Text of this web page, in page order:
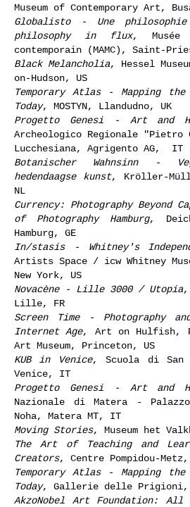
Museum of Contemporary Art,
Globalisto - Une
philosophy in flux, Musée
contemporain (MAMC), Saint-
Black Melancholia, Hessel
on-Hudson, US
Temporary Atlas - Mapping
Today, MOSTYN, Llandudno, UK
Progetto Genesi - Art and
Archeologico Regionale
Lucchesiana, Agrigento AG, IT
Botanischer Wahnsinn -
hedendaagse kunst, Kröller-
NL
Currency: Photography Beyond
of Photography Hamburg,
Hamburg, GE
In/stasis - Whitney's
Artists Space / icw Whitney
New York, US
Novacène - Lille 3000 / Utopia,
Lille, FR
Screen Time - Photography
Internet Age, Art on Hulfish,
Art Museum, Princeton, US
KUB in Venice, Scuola di San
Venice, IT
Progetto Genesi - Art and
Nazionale di Matera -
Noha, Matera MT, IT
Moving Stories, Museum het
The Art of Teaching and
Creators, Centre Pompidou-
Temporary Atlas - Mapping
Today, Gallerie delle Prigioni,
AkzoNobel Art Foundation: All